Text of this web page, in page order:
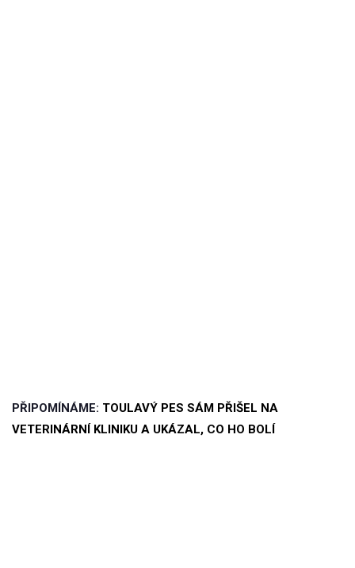
PŘIPOMÍNÁME: TOULAVÝ PES SÁM PŘIŠEL NA
VETERINÁRNÍ KLINIKU A UKÁZAL, CO HO BOLÍ